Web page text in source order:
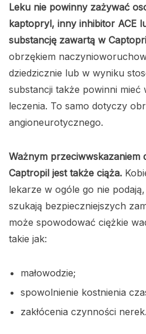
Leku nie powinny zażywać
kaptopryl, inny inhibitor ACE
substancję zawartą w
obrzękiem
dziedzicznie lub w wyniku
substancji także powinni mieć
leczenia. To samo dotyczy
angioneurotycznego.
Ważnym przeciwwskazaniem
Captropil jest także ciąża.
lekarze w ogóle go nie
szukają bezpieczniejszych
może spowodować ciężkie
takie jak:
małowodzie;
spowolnienie kostnienia
zakłócenia czynności nerek.